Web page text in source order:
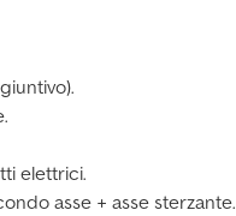
elettrici.
asse + asse sterzante.